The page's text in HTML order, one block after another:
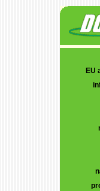
EU